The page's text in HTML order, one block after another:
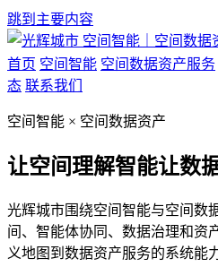
跳到主要内容
空间智能｜空间数据
首页 空间智能 空间数据资产服务
态 联系我们
空间智能 × 空间数据资产
让空间理解智能让数
光辉城市围绕空间智能与空间数
间、智能体协同、数据治理和资
义地图到数据资产服务的系统能力